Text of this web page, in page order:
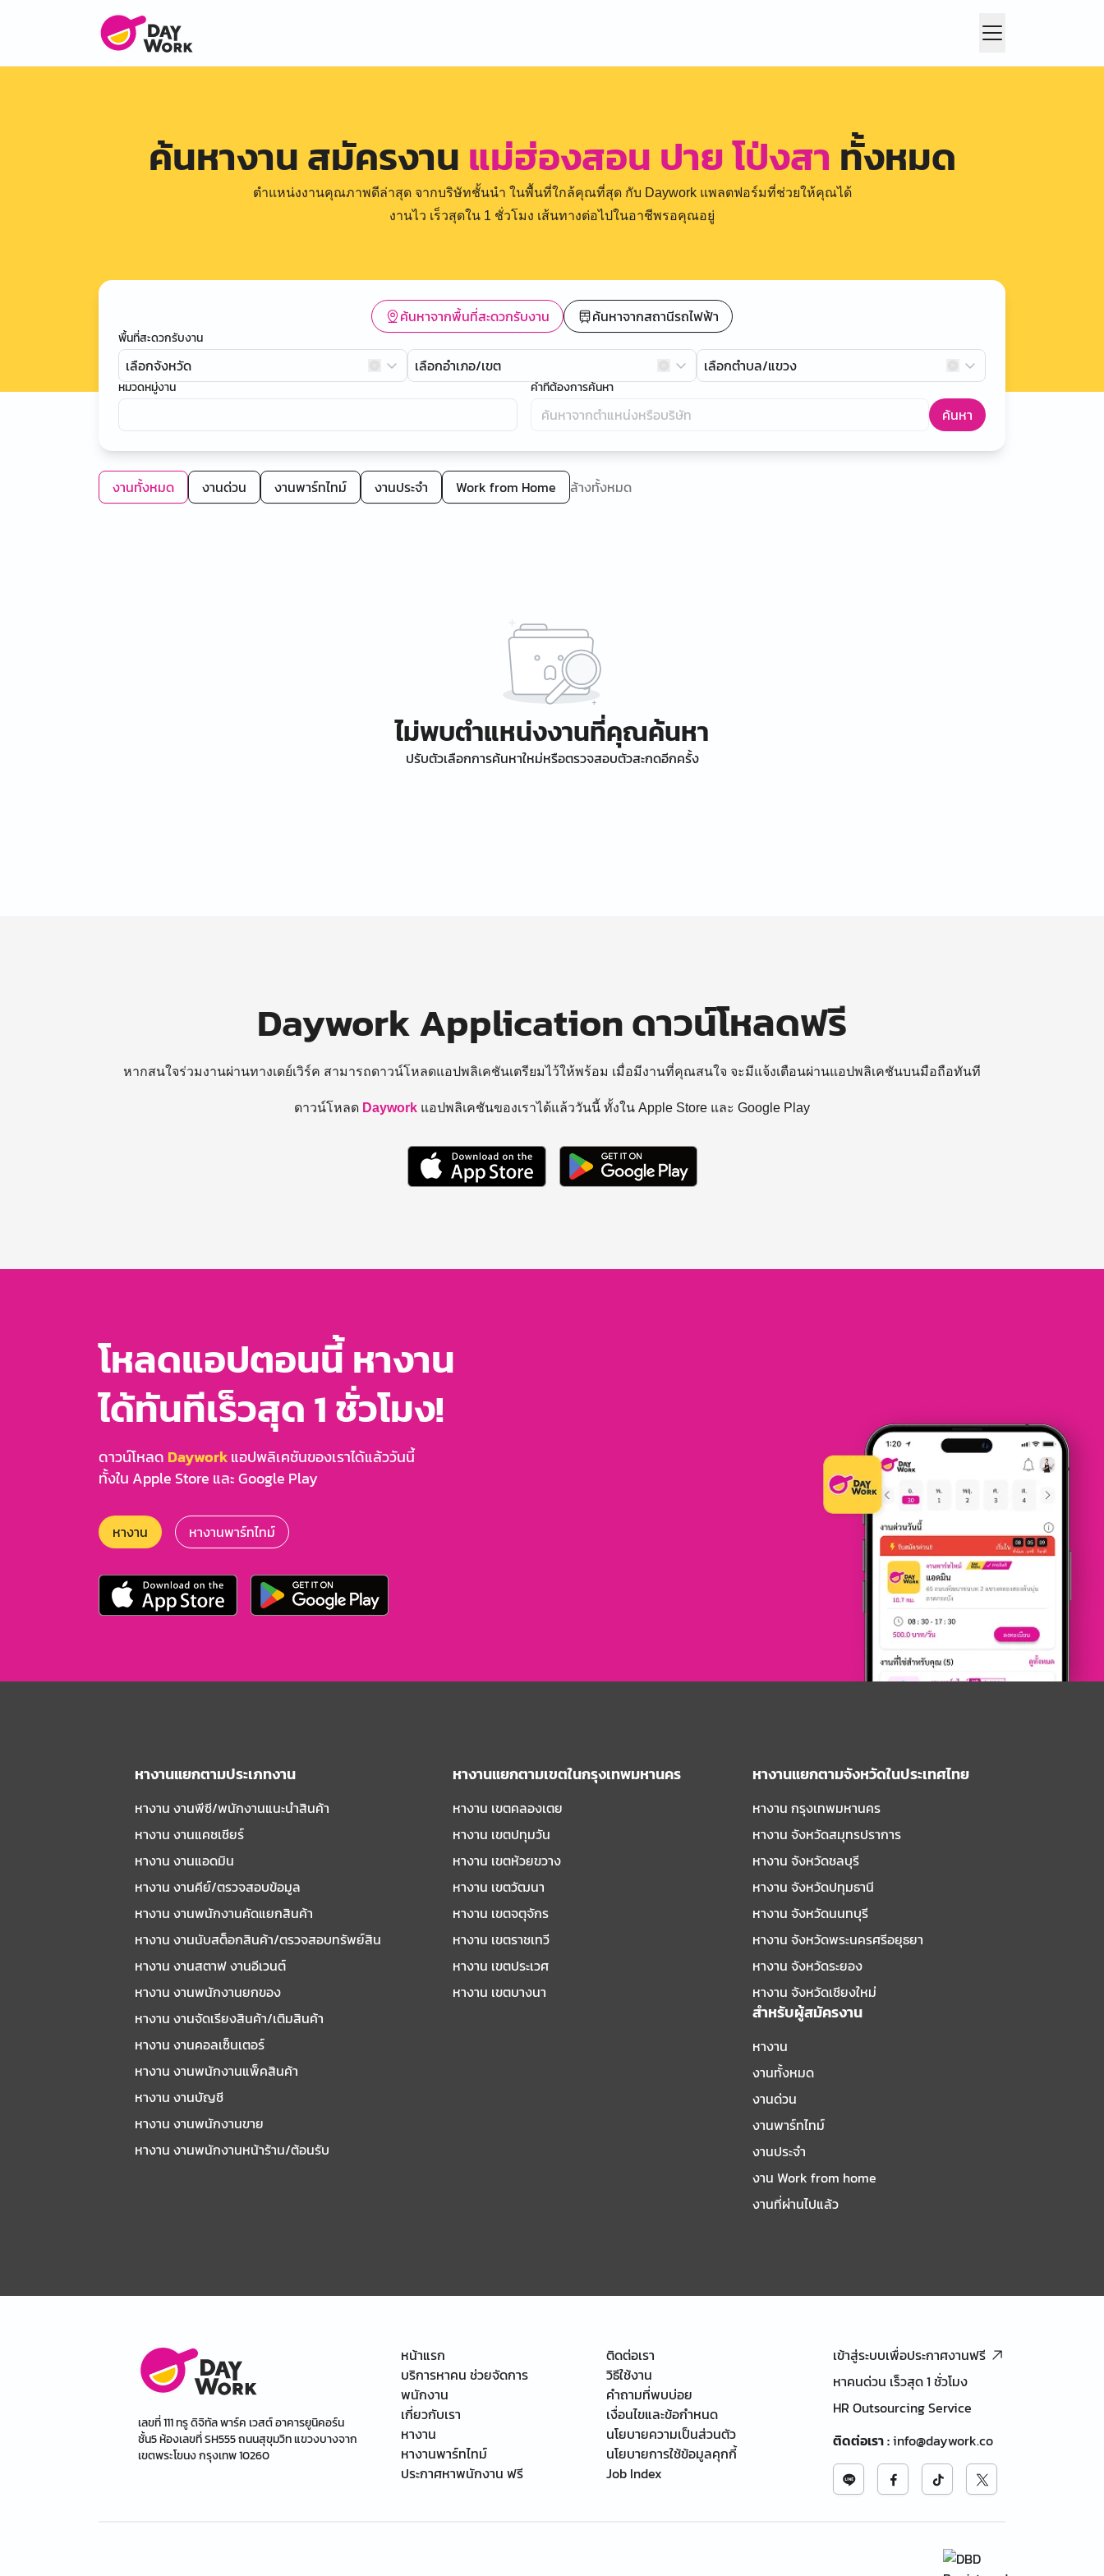
ค้นหางาน สมัครงาน แม่ฮ่องสอน ปาย โป่งสา ทั้งหมด
ตำแหน่งงานคุณภาพดีล่าสุด จากบริษัทชั้นนำ ในพื้นที่ใกล้คุณที่สุด กับ Daywork แพลตฟอร์มที่ช่วยให้คุณได้
งานไว เร็วสุดใน 1 ชั่วโมง เส้นทางต่อไปในอาชีพรอคุณอยู่
ค้นหาจากพื้นที่สะดวกรับงาน ค้นหาจากสถานีรถไฟฟ้า
พื้นที่สะดวกรับงาน
เลือกจังหวัด เลือกอำเภอ/เขต เลือกตำบล/แขวง
หมวดหมู่งาน คำที่ต้องการค้นหา
ค้นหา
งานทั้งหมด งานด่วน งานพาร์ทไทม์ งานประจำ Work from Home ล้างทั้งหมด
ไม่พบตำแหน่งงานที่คุณค้นหา
ปรับตัวเลือกการค้นหาใหม่หรือตรวจสอบตัวสะกดอีกครั้ง
Daywork Application ดาวน์โหลดฟรี
หากสนใจร่วมงานผ่านทางเดย์เวิร์ค สามารถดาวน์โหลดแอปพลิเคชันเตรียมไว้ให้พร้อม เมื่อมีงานที่คุณสนใจ จะมีแจ้งเตือนผ่านแอปพลิเคชันบนมือถือทันที
ดาวน์โหลด Daywork แอปพลิเคชันของเราได้แล้ววันนี้ ทั้งใน Apple Store และ Google Play
โหลดแอปตอนนี้ หางาน
ได้ทันทีเร็วสุด 1 ชั่วโมง!
ดาวน์โหลด Dayworkแอปพลิเคชันของเราได้แล้ววันนี้
ทั้งใน Apple Store และ Google Play
หางาน หางานพาร์ทไทม์
หางานแยกตามประเภทงาน
หางาน งานพีซี/พนักงานแนะนําสินค้า
หางาน งานแคชเชียร์
หางาน งานแอดมิน
หางาน งานคีย์/ตรวจสอบข้อมูล
หางาน งานพนักงานคัดแยกสินค้า
หางาน งานนับสต็อกสินค้า/ตรวจสอบทรัพย์สิน
หางาน งานสตาฟ งานอีเวนต์
หางาน งานพนักงานยกของ
หางาน งานจัดเรียงสินค้า/เติมสินค้า
หางาน งานคอลเซ็นเตอร์
หางาน งานพนักงานแพ็คสินค้า
หางาน งานบัญชี
หางาน งานพนักงานขาย
หางาน งานพนักงานหน้าร้าน/ต้อนรับ
หางานแยกตามเขตในกรุงเทพมหานคร
หางาน เขตคลองเตย
หางาน เขตปทุมวัน
หางาน เขตห้วยขวาง
หางาน เขตวัฒนา
หางาน เขตจตุจักร
หางาน เขตราชเทวี
หางาน เขตประเวศ
หางาน เขตบางนา
หางานแยกตามจังหวัดในประเทศไทย
หางาน กรุงเทพมหานคร
หางาน จังหวัดสมุทรปราการ
หางาน จังหวัดชลบุรี
หางาน จังหวัดปทุมธานี
หางาน จังหวัดนนทบุรี
หางาน จังหวัดพระนครศรีอยุธยา
หางาน จังหวัดระยอง
หางาน จังหวัดเชียงใหม่
สำหรับผู้สมัครงาน
หางาน
งานทั้งหมด
งานด่วน
งานพาร์ทไทม์
งานประจำ
งาน Work from home
งานที่ผ่านไปแล้ว
เลขที่ 111 ทรู ดิจิทัล พาร์ค เวสต์ อาคารยูนิคอร์น
ชั้น5 ห้องเลขที่ SH555 ถนนสุขุมวิท แขวงบางจาก
เขตพระโขนง กรุงเทพ 10260
หน้าแรก
บริการหาคน ช่วยจัดการ
พนักงาน
เกี่ยวกับเรา
หางาน
หางานพาร์ทไทม์
ประกาศหาพนักงาน ฟรี
ติดต่อเรา
วิธีใช้งาน
คำถามที่พบบ่อย
เงื่อนไขและข้อกำหนด
นโยบายความเป็นส่วนตัว
นโยบายการใช้ข้อมูลคุกกี้
Job Index
เข้าสู่ระบบเพื่อประกาศงานฟรี
หาคนด่วน เร็วสุด 1 ชั่วโมง
HR Outsourcing Service
ติดต่อเรา:info@daywork.co